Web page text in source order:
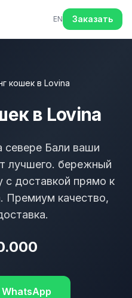
EN Заказать
кошек в Lovina
в Lovina
севере Бали ваши
лучшего. бережный
с доставкой прямо к
Премиум качество,
WhatsApp